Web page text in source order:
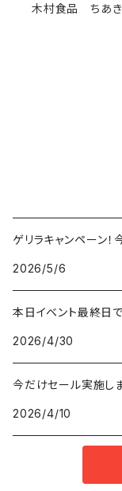
木村食品 ちあ
ゲリラキャンペーン
2026/5/6
本日イベント最終日で
2026/4/30
今だけセール実施し
2026/4/10